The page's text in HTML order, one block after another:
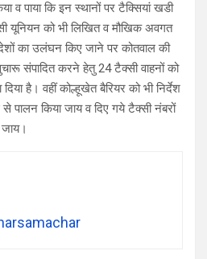
व पाया कि इन स्थानों पर टैक्सियां खडी
यूनियन को भी लिखित व मौखिक अवगत
का उलंघन किए जाने पर कोतवाल की
संपादित करने हेतु 24 टैक्सी वाहनों को
है। वहीं कोल्हूखेत बैरियर को भी निर्देश
पालन किया जाय व दिए गये टैक्सी नंबरों